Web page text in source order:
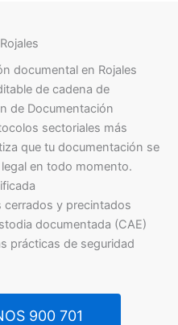
documental en Rojales
de cadena de
de Documentación
sectoriales más
que tu documentación se
en todo momento.
cerrados y precintados
documentada (CAE)
prácticas de seguridad
900 701